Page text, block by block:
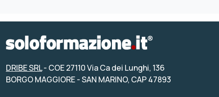
DRIBE SRL- COE 27110 Via Ca dei Lunghi, 136
BORGO MAGGIORE - SAN MARINO, CAP 47893